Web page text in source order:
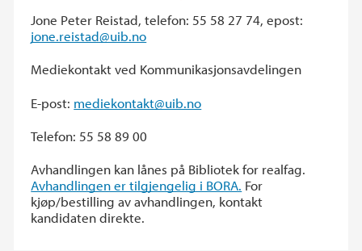
Jone Peter Reistad, telefon: 55 58 27 74, epost:
jone.reistad@uib.no
Mediekontakt ved Kommunikasjonsavdelingen
E-post: mediekontakt@uib.no
Telefon: 55 58 89 00
Avhandlingen kan lånes på Bibliotek for realfag.
Avhandlingen er tilgjengelig i BORA. For
kjøp/bestilling av avhandlingen, kontakt
kandidaten direkte.